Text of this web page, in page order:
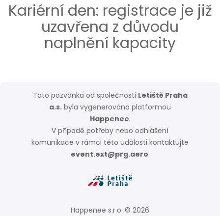
Kariérní den: registrace je již
uzavřena z důvodu
naplnění kapacity
Tato pozvánka od společnosti Letiště Praha
a.s. byla vygenerována platformou
Happenee.
V případě potřeby nebo odhlášení
komunikace v rámci této události kontaktujte
event.ext@prg.aero.
Happenee s.r.o. © 2026